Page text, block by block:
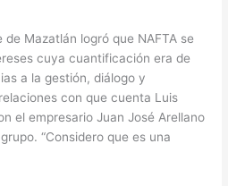
Mazatlán logró que NAFTA se
cuya cuantificación era de
a la gestión, diálogo y
con que cuenta Luis
el empresario Juan José Arellano
“Considero que es una